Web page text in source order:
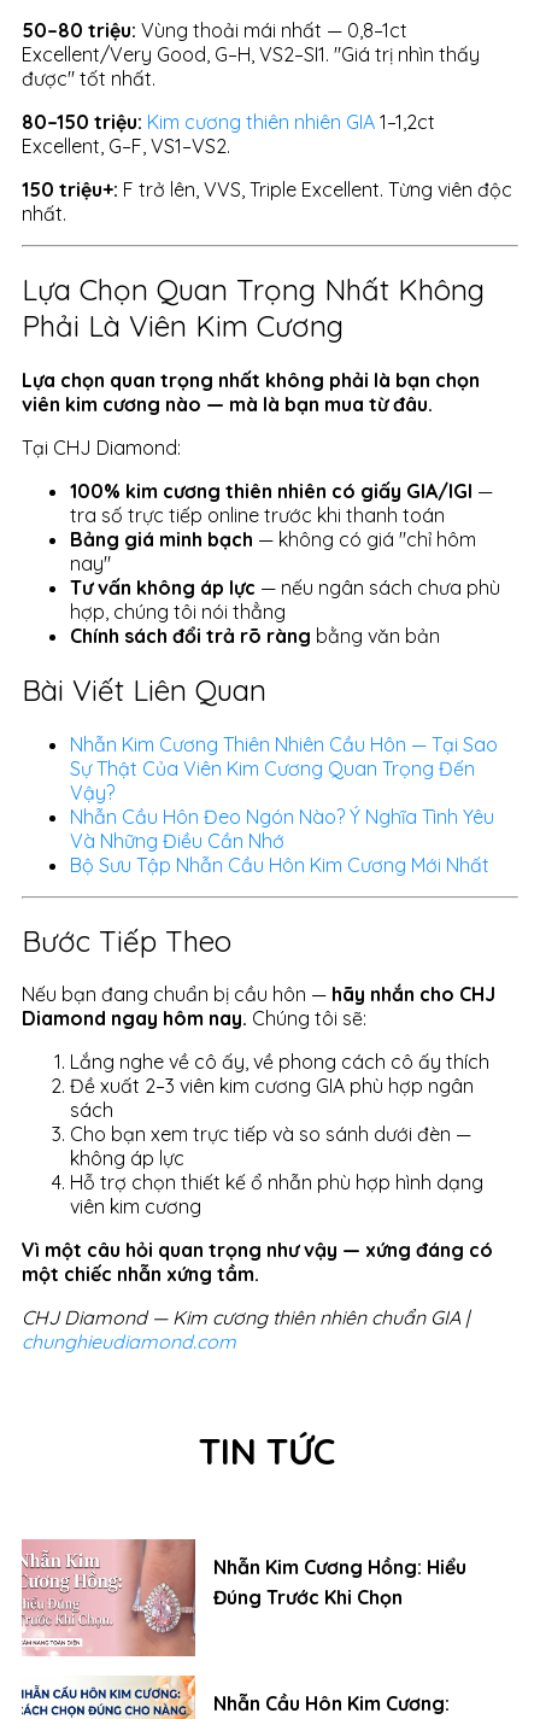
TIN TỨC
Nhẫn Kim Cương Hồng: Hiểu
Đúng Trước Khi Chọn
Nhẫn Cầu Hôn Kim Cương:
50–80 triệu: Vùng thoải mái nhất — 0,8–1ct
Excellent/Very Good, G–H, VS2–SI1. "Giá trị nhìn thấy
được" tốt nhất.
80–150 triệu: Kim cương thiên nhiên GIA 1–1,2ct
Excellent, G–F, VS1–VS2.
150 triệu+: F trở lên, VVS, Triple Excellent. Từng viên độc
nhất.
Lựa Chọn Quan Trọng Nhất Không
Phải Là Viên Kim Cương
Lựa chọn quan trọng nhất không phải là bạn chọn
viên kim cương nào — mà là bạn mua từ đâu.
Tại CHJ Diamond:
100% kim cương thiên nhiên có giấy GIA/IGI —
tra số trực tiếp online trước khi thanh toán
Bảng giá minh bạch — không có giá "chỉ hôm
nay"
Tư vấn không áp lực — nếu ngân sách chưa phù
hợp, chúng tôi nói thẳng
Chính sách đổi trả rõ ràng bằng văn bản
Bài Viết Liên Quan
Nhẫn Kim Cương Thiên Nhiên Cầu Hôn — Tại Sao
Sự Thật Của Viên Kim Cương Quan Trọng Đến
Vậy?
Nhẫn Cầu Hôn Đeo Ngón Nào? Ý Nghĩa Tình Yêu
Và Những Điều Cần Nhớ
Bộ Sưu Tập Nhẫn Cầu Hôn Kim Cương Mới Nhất
Bước Tiếp Theo
Nếu bạn đang chuẩn bị cầu hôn — hãy nhắn cho CHJ
Diamond ngay hôm nay. Chúng tôi sẽ:
Lắng nghe về cô ấy, về phong cách cô ấy thích
Đề xuất 2–3 viên kim cương GIA phù hợp ngân
sách
Cho bạn xem trực tiếp và so sánh dưới đèn —
không áp lực
Hỗ trợ chọn thiết kế ổ nhẫn phù hợp hình dạng
viên kim cương
Vì một câu hỏi quan trọng như vậy — xứng đáng có
một chiếc nhẫn xứng tầm.
CHJ Diamond — Kim cương thiên nhiên chuẩn GIA |
chunghieudiamond.com